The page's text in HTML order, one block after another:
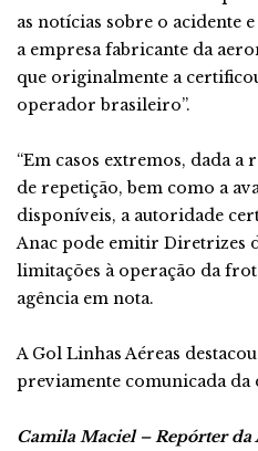
as notícias sobre o acidente
a empresa fabricante da
que originalmente a
operador brasileiro”.
“Em casos extremos, dada
de repetição, bem como a
disponíveis, a autoridade
Anac pode emitir Diretrizes
limitações à operação da
agência em nota.
A Gol Linhas Aéreas
previamente comunicada da
Camila Maciel – Repórter da